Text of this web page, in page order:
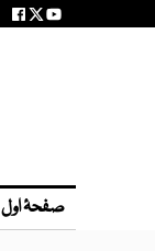
صفحۂ اول